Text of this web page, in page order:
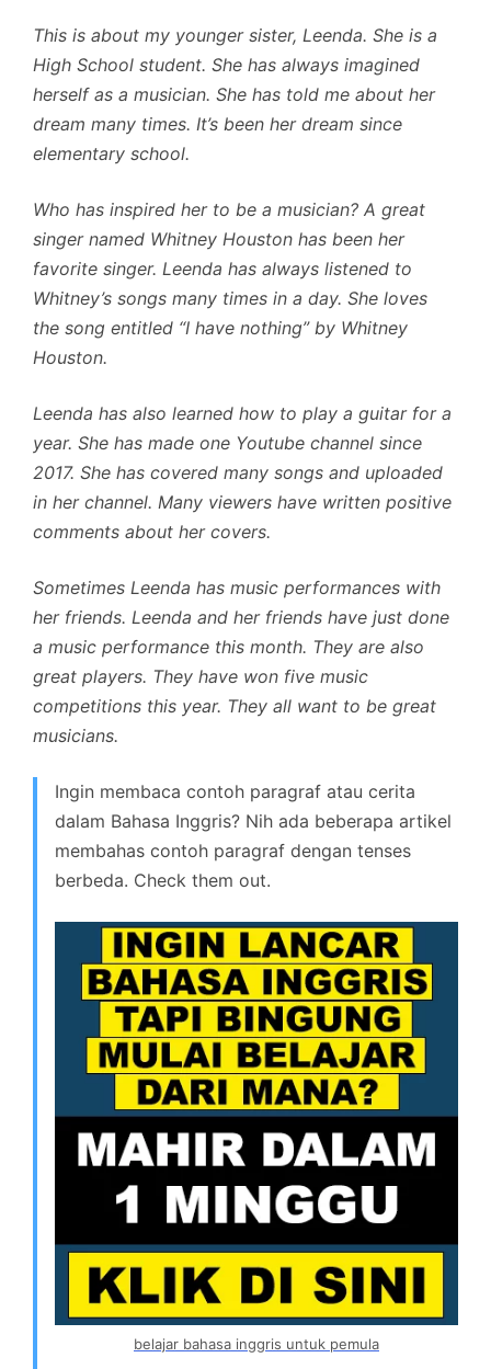
This is about my younger sister, Leenda. She is a
High School student. She has always imagined
herself as a musician. She has told me about her
dream many times. It’s been her dream since
elementary school.
Who has inspired her to be a musician? A great
singer named Whitney Houston has been her
favorite singer. Leenda has always listened to
Whitney’s songs many times in a day. She loves
the song entitled “I have nothing” by Whitney
Houston.
Leenda has also learned how to play a guitar for a
year. She has made one Youtube channel since
2017. She has covered many songs and uploaded
in her channel. Many viewers have written positive
comments about her covers.
Sometimes Leenda has music performances with
her friends. Leenda and her friends have just done
a music performance this month. They are also
great players. They have won five music
competitions this year. They all want to be great
musicians.
Ingin membaca contoh paragraf atau cerita
dalam Bahasa Inggris? Nih ada beberapa artikel
membahas contoh paragraf dengan tenses
berbeda. Check them out.
belajar bahasa inggris untuk pemula